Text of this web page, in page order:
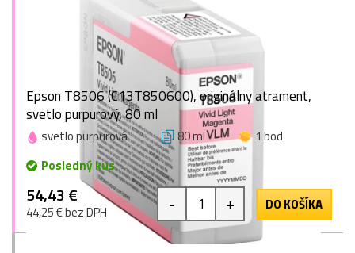
Epson T8506 (C13T850600), originálny atrament,
svetlo purpurový, 80 ml
svetlo purpurová 80 ml
1 bod
Posledný kus
54,43 €
44,25 € bez DPH - + DO KOŠÍKA